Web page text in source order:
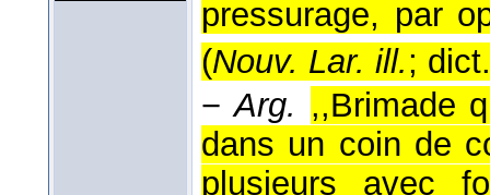
pressurage, par
(Nouv. Lar. ill.;
−Arg. ,,Brimade
dans un coin de
plusieurs avec